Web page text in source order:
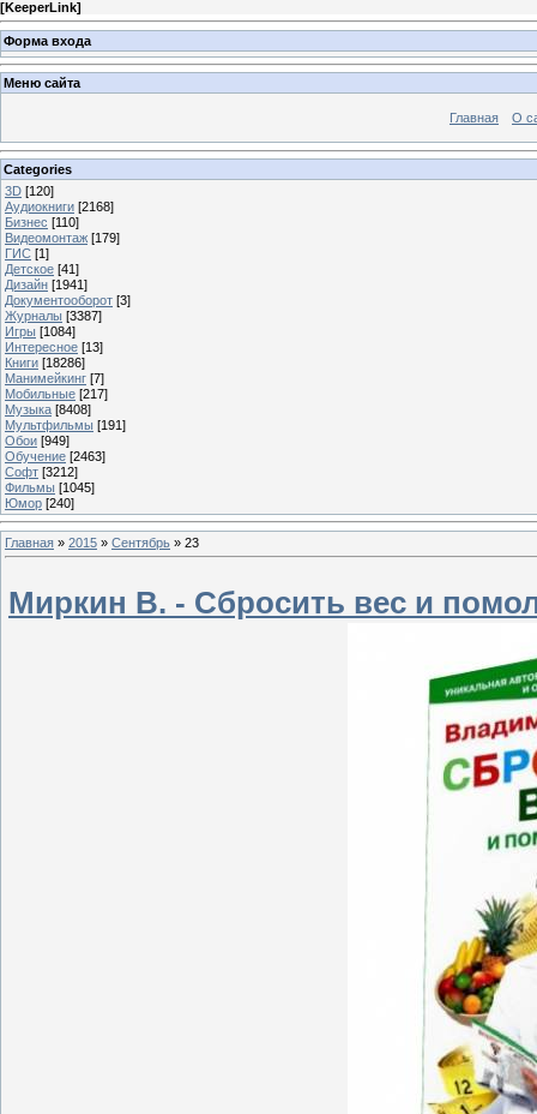
[KeeperLink]
Форма входа
Меню сайта
Главная О
Categories
3D [120]
Аудиокниги [2168]
Бизнес [110]
Видеомонтаж [179]
ГИС [1]
Детское [41]
Дизайн [1941]
Документооборот [3]
Журналы [3387]
Игры [1084]
Интересное [13]
Книги [18286]
Манимейкинг [7]
Мобильные [217]
Музыка [8408]
Мультфильмы [191]
Обои [949]
Обучение [2463]
Софт [3212]
Фильмы [1045]
Юмор [240]
Главная » 2015 » Сентябрь » 23
Миркин В. - Сбросить вес и